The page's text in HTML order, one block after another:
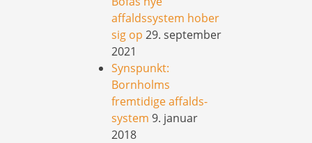
affaldssystem hober
sig op 29. september
2021
Synspunkt:
Bornholms
fremtidige affalds-
system 9. januar
2018